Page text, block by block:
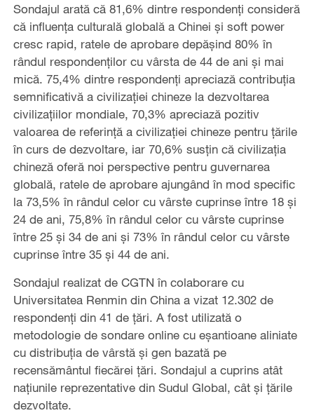
Sondajul arată că 81,6% dintre respondenți consideră
că influența culturală globală a Chinei și soft power
cresc rapid, ratele de aprobare depășind 80% în
rândul respondenților cu vârsta de 44 de ani și mai
mică. 75,4% dintre respondenți apreciază contribuția
semnificativă a civilizației chineze la dezvoltarea
civilizațiilor mondiale, 70,3% apreciază pozitiv
valoarea de referință a civilizației chineze pentru țările
în curs de dezvoltare, iar 70,6% susțin că civilizația
chineză oferă noi perspective pentru guvernarea
globală, ratele de aprobare ajungând în mod specific
la 73,5% în rândul celor cu vârste cuprinse între 18 și
24 de ani, 75,8% în rândul celor cu vârste cuprinse
între 25 și 34 de ani și 73% în rândul celor cu vârste
cuprinse între 35 și 44 de ani.
Sondajul realizat de CGTN în colaborare cu
Universitatea Renmin din China a vizat 12.302 de
respondenți din 41 de țări. A fost utilizată o
metodologie de sondare online cu eșantioane aliniate
cu distribuția de vârstă și gen bazată pe
recensământul fiecărei țări. Sondajul a cuprins atât
națiunile reprezentative din Sudul Global, cât și țările
dezvoltate.